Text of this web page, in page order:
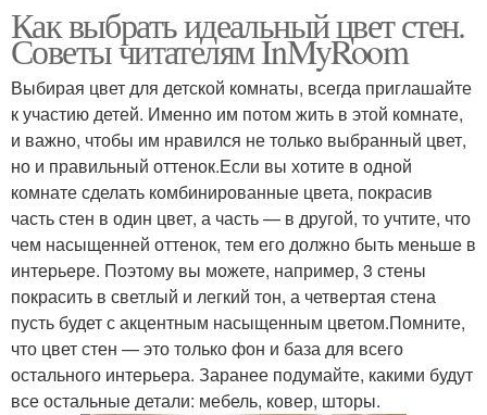
Как выбрать идеальный цвет стен.
Советы читателям InMyRoom
Выбирая цвет для детской комнаты, всегда приглашайте
к участию детей. Именно им потом жить в этой комнате,
и важно, чтобы им нравился не только выбранный цвет,
но и правильный оттенок.Если вы хотите в одной
комнате сделать комбинированные цвета, покрасив
часть стен в один цвет, а часть — в другой, то учтите, что
чем насыщенней оттенок, тем его должно быть меньше в
интерьере. Поэтому вы можете, например, 3 стены
покрасить в светлый и легкий тон, а четвертая стена
пусть будет с акцентным насыщенным цветом.Помните,
что цвет стен — это только фон и база для всего
остального интерьера. Заранее подумайте, какими будут
все остальные детали: мебель, ковер, шторы.